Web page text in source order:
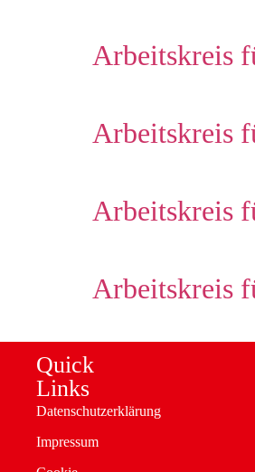
Arbeitskreis
Arbeitskreis
Arbeitskreis
Arbeitskreis
Quick
Links
Datenschutzerklärung
Impressum